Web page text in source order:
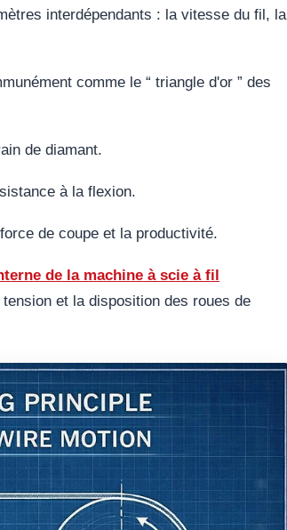
interdépendants : la vitesse du fil, la
comme le “ triangle d'or ” des
de diamant.
à la flexion.
de coupe et la productivité.
de la machine à scie à fil
et la disposition des roues de